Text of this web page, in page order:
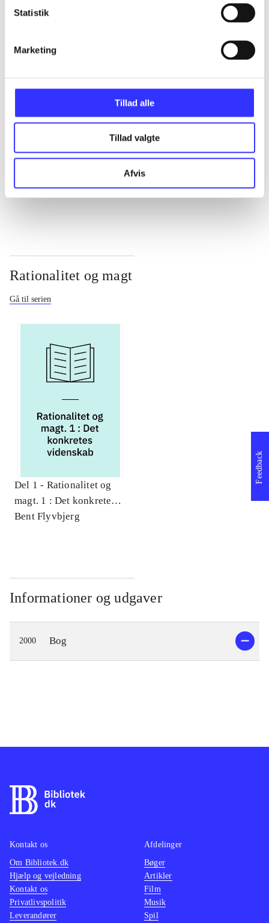
Statistik
Marketing
Tillad alle
Tillad valgte
Afvis
Rationalitet og magt
Gå til serien
Del 1 - Rationalitet og
magt. 1 : Det konkretes
videnskab
Bent Flyvbjerg
Informationer og udgaver
2000 Bog
Feedback
Kontakt os
Om Bibliotek.dk
Hjælp og vejledning
Kontakt os
Privatlivspolitik
Leverandører
Afdelinger
Bøger
Artikler
Film
Musik
Spil